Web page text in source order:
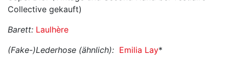
Collective gekauft)
Barett: Laulhère
(Fake-)Lederhose (ähnlich): Emilia Lay*